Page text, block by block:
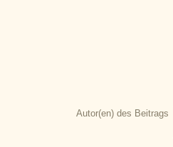
Autor(en) des Beitrags